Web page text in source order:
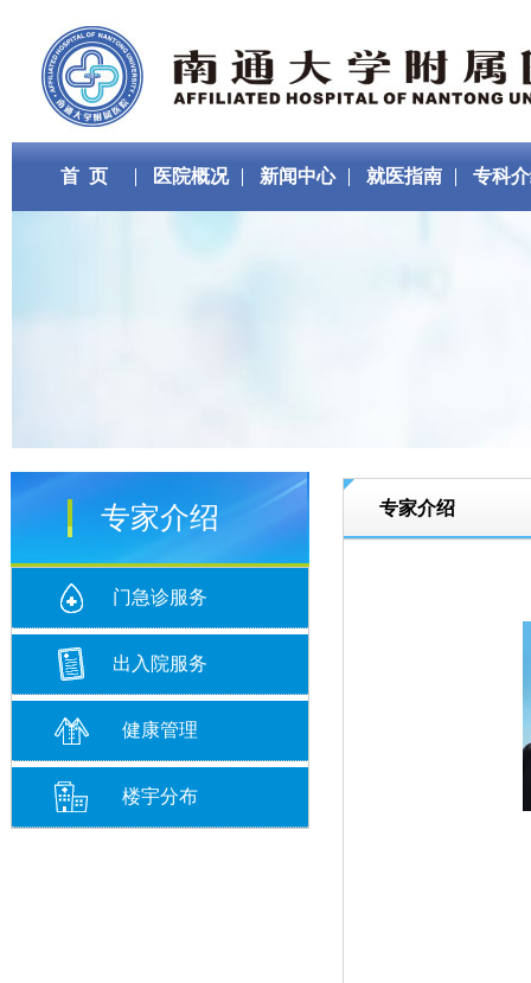
首 页 医院概况 新闻中心 就医指南 专科
专家介绍
门急诊服务
出入院服务
健康管理
楼宇分布
专家介绍